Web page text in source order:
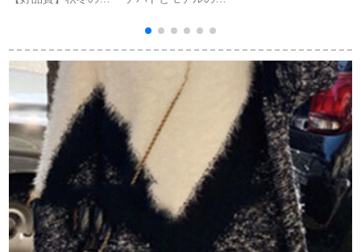
ップの怠惰風セタ女
子ユルの外に着地し
て緑色f
品ライトの女性セト
の头ゆるるるファ韩
を混ぜたぜ